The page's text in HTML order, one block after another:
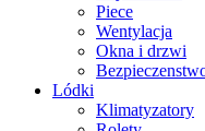
Piece
Wentylacja
Okna i drzwi
Lódki
Klimatyzatory